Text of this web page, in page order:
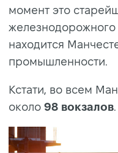
момент это
железнодорожного
находится
промышленности.
Кстати, во всем
около 98 вокзалов